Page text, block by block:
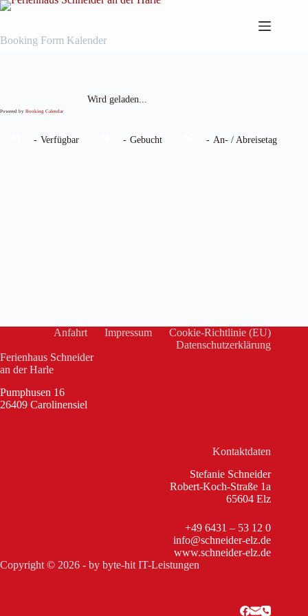
Zum
Booking Form Kalender
Wird geladen...
Powered by Booking Calendar
- Verfügbar - Gebucht - An- / Abreisetag
Anfahrt Impressum
Cookie-Richtlinie (EU)
Datenschutzerklärung
Ferienhaus Schneider
an der Harle
Pumphusen 16
26409 Carolinensiel
Kontaktdaten
Stefanie Schneider
Robert-Koch-Straße 1a
65604 Elz
+49 6431 – 53 12 0
info@schneider-elz.de
www.schneider-elz.de
Copyright © 2026 - by byte-hit IT-Leistungen